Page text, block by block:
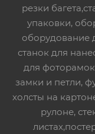
резки
упаковки,
оборудование
станок для
для
замки и петли,
холсты на
рулоне,